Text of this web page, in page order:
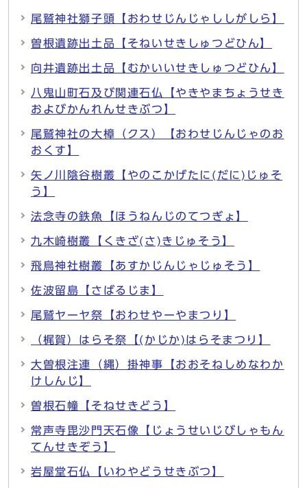
尾鷲神社獅子頭【おわせじんじゃししがしら】
曽根遺跡出土品【そねいせきしゅつどひん】
向井遺跡出土品【むかいいせきしゅつどひん】
八鬼山町石及び関連石仏【やきやまちょうせき
およびかんれんせきぶつ】
尾鷲神社の大樟（クス）【おわせじんじゃのお
おくす】
矢ノ川陰谷樹叢【やのこかげたに(だに)じゅそ
う】
法念寺の鉄魚【ほうねんじのてつぎょ】
九木崎樹叢【くきざ(さ)きじゅそう】
飛鳥神社樹叢【あすかじんじゃじゅそう】
佐波留島【さばるじま】
尾鷲ヤーヤ祭【おわせやーやまつり】
（梶賀）はらそ祭【(かじか)はらそまつり】
大曽根注連（縄）掛神事【おおそねしめなわか
けしんじ】
曽根石幢【そねせきどう】
常声寺毘沙門天石像【じょうせいじびしゃもん
てんせきぞう】
岩屋堂石仏【いわやどうせきぶつ】